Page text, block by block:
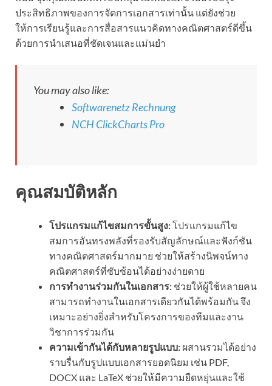
ประสิทธิภาพของการจัดการเอกสารเท่านั้น แต่ยังช่วย
ให้การเรียนรู้และการสื่อสารแนวคิดทางคณิตศาสตร์ดีขึ้น
ด้วยการนำเสนอที่ชัดเจนและแม่นยำ
You may also like:
Softwarenetz Rechnung
NCH ClickCharts Pro
คุณสมบัติหลัก
โปรแกรมแก้ไขสมการขั้นสูง:โปรแกรมแก้ไข
สมการอันทรงพลังที่รองรับสัญลักษณ์และฟังก์ชัน
ทางคณิตศาสตร์มากมาย ช่วยให้สร้างนิพจน์ทาง
คณิตศาสตร์ที่ซับซ้อนได้อย่างง่ายดาย
การทำงานร่วมกันในเอกสาร: ช่วยให้ผู้ใช้หลายคน
สามารถทำงานในเอกสารเดียวกันได้พร้อมกัน จึง
เหมาะอย่างยิ่งสำหรับโครงการของทีมและงาน
วิชาการร่วมกัน
ความเข้ากันได้กับหลายรูปแบบ: ผสานรวมได้อย่าง
ราบรื่นกับรูปแบบเอกสารยอดนิยม เช่น PDF,
DOCX และ LaTeX ช่วยให้มีความยืดหยุ่นและใช้